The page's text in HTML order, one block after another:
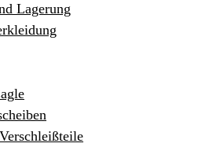
Lagerung